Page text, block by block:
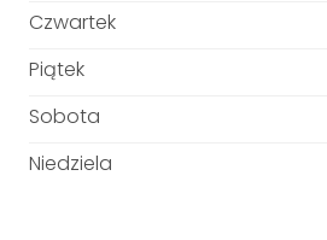
Czwartek
Piątek
Sobota
Niedziela